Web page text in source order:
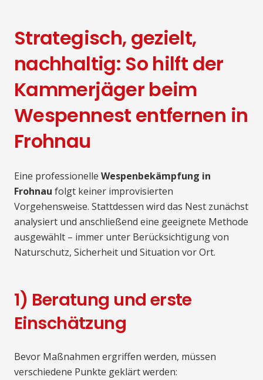
Strategisch, gezielt,
nachhaltig: So hilft der
Kammerjäger beim
Wespennest entfernen in
Frohnau
Eine professionelle Wespenbekämpfung in
Frohnau folgt keiner improvisierten
Vorgehensweise. Stattdessen wird das Nest zunächst
analysiert und anschließend eine geeignete Methode
ausgewählt – immer unter Berücksichtigung von
Naturschutz, Sicherheit und Situation vor Ort.
1) Beratung und erste
Einschätzung
Bevor Maßnahmen ergriffen werden, müssen
verschiedene Punkte geklärt werden: